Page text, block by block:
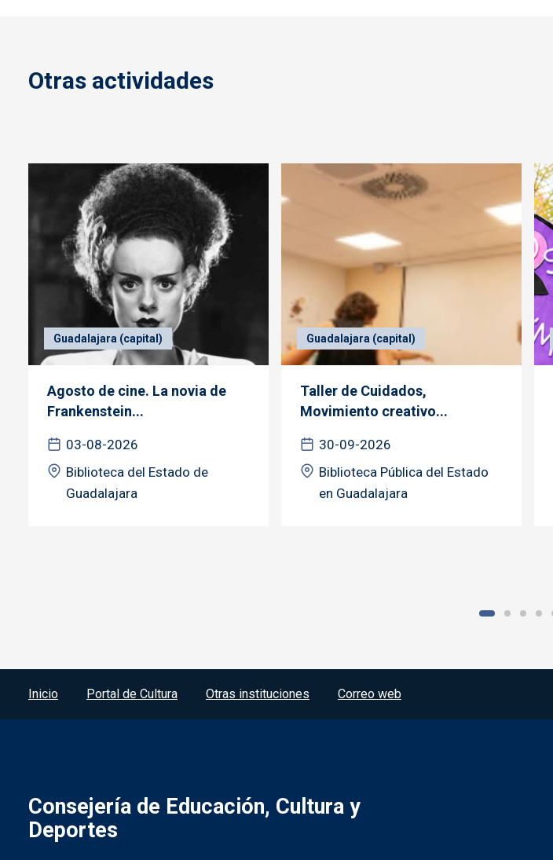
Otras actividades
Guadalajara (capital)
Agosto de cine. La novia de
Frankenstein...
03-08-2026
Biblioteca del Estado de
Guadalajara
Guadalajara (capital)
Taller de Cuidados,
Movimiento creativo...
30-09-2026
Biblioteca Pública del Estado
en Guadalajara
Menú del pie
Inicio Portal de Cultura Otras instituciones Correo web
Consejería de Educación, Cultura y
Deportes